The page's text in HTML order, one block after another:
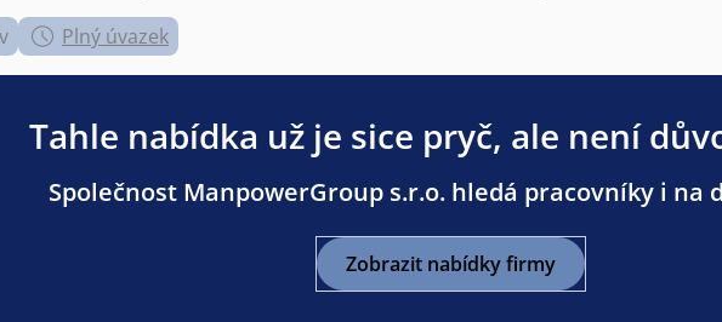
Plný úvazek
Tahle nabídka už je sice pryč, ale není
Společnost ManpowerGroup s.r.o. hledá pracovníky i na
Zobrazit nabídky firmy